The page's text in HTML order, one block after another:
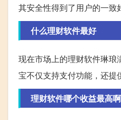
其安全性得到了用户的一致
什么理财软件最好
现在市场上的理财软件琳
宝不仅支持支付功能，还提
理财软件哪个收益最高啊